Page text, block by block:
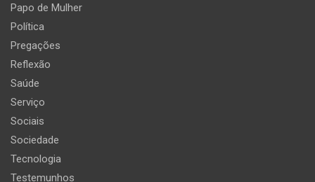
Papo de Mulher
Política
Pregações
Reflexão
Saúde
Serviço
Sociais
Sociedade
Tecnologia
Testemunhos